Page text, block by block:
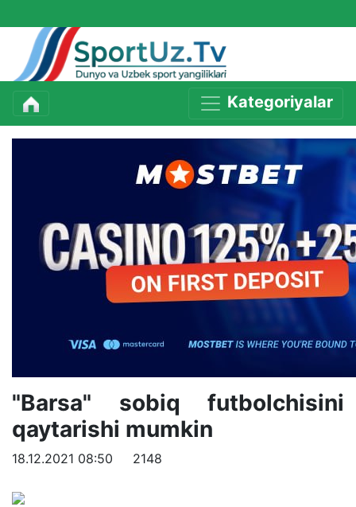
Kategoriyalar
"Barsa" sobiq futbolchisini
qaytarishi mumkin
18.12.2021 08:50 2148